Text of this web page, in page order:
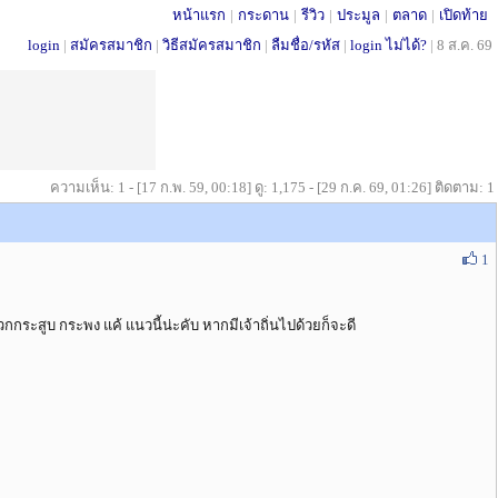
หน้าแรก | กระดาน | รีวิว | ประมูล | ตลาด | เปิดท้าย
login | สมัครสมาชิก | วิธีสมัครสมาชิก | ลืมชื่อ/รหัส | login ไม่ได้? | 8 ส.ค. 69
ความเห็น: 1 - [17 ก.พ. 59, 00:18] ดู: 1,175 - [29 ก.ค. 69, 01:26] ติดตาม: 1
1
กกระสูบ กระพง แค้ แนวนี้น่ะคับ หากมีเจ้าถิ่นไปด้วยก็จะดี